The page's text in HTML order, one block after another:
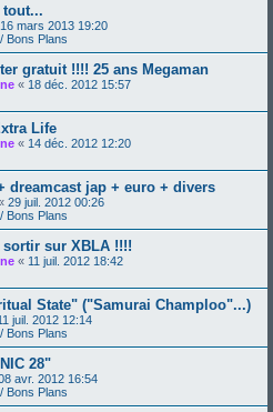
tout...
16 mars 2013 19:20
Bons Plans
gratuit !!!! 25 ans Megaman
« 18 déc. 2012 15:57
Life
« 14 déc. 2012 12:20
dreamcast jap + euro + divers
29 juil. 2012 00:26
Bons Plans
sur XBLA !!!!
« 11 juil. 2012 18:42
State" ("Samurai Champloo"...)
juil. 2012 12:14
Bons Plans
28"
avr. 2012 16:54
Bons Plans